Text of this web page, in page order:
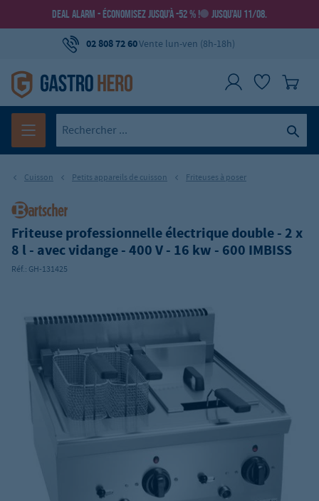
DEAL ALARM - ÉCONOMISEZ JUSQU’À -52 % ! JUSQU’AU 11/08.
02 808 72 60Vente lun-ven (8h-18h)
Cuisson Petits appareils de cuisson Friteuses à poser
Friteuse professionnelle électrique double - 2 x
8 l - avec vidange - 400 V - 16 kw - 600 IMBISS
Réf.: GH-131425